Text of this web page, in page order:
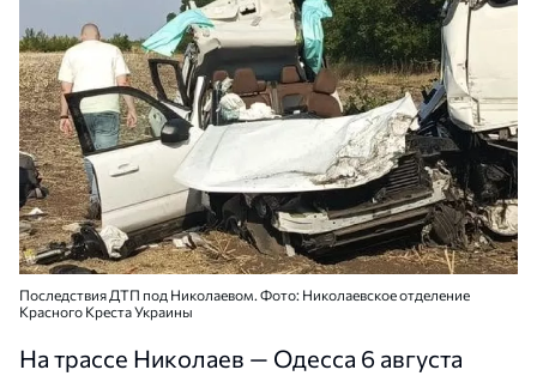
Последствия ДТП под Николаевом. Фото: Николаевское отделение
Красного Креста Украины
На трассе Николаев — Одесса 6 августа